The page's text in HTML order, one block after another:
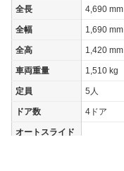
全長 4,690 mm
全幅 1,690 mm
全高 1,420 mm
車両重量 1,510 kg
定員 5人
ドア数 4ドア
オートスライド